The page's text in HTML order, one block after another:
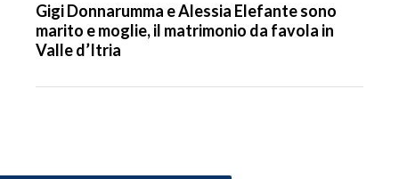
Gigi Donnarumma e Alessia Elefante sono
marito e moglie, il matrimonio da favola in
Valle d’Itria